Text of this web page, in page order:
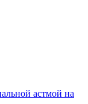
астмой на